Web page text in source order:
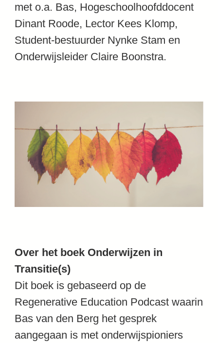
met o.a. Bas, Hogeschoolhoofddocent
Dinant Roode, Lector Kees Klomp,
Student-bestuurder Nynke Stam en
Onderwijsleider Claire Boonstra.
Over het boek Onderwijzen in
Transitie(s)
Dit boek is gebaseerd op de
Regenerative Education Podcast waarin
Bas van den Berg het gesprek
aangegaan is met onderwijspioniers